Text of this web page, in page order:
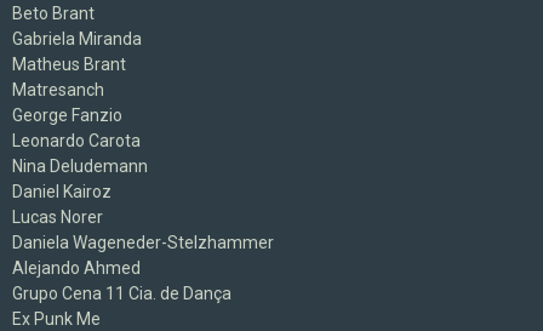
Beto Brant
Gabriela Miranda
Matheus Brant
Matresanch
George Fanzio
Leonardo Carota
Nina Deludemann
Daniel Kairoz
Lucas Norer
Daniela Wageneder-Stelzhammer
Alejando Ahmed
Grupo Cena 11 Cia. de Dança
Ex Punk Me